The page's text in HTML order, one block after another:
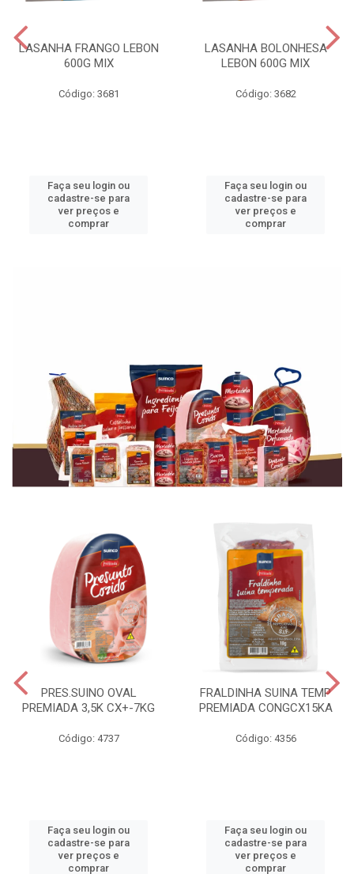
LASANHA FRANGO LEBON
600G MIX
Código: 3681
Faça seu login ou
cadastre-se para
ver preços e
comprar
LASANHA BOLONHESA
LEBON 600G MIX
Código: 3682
Faça seu login ou
cadastre-se para
ver preços e
comprar
PRES.SUINO OVAL
PREMIADA 3,5K CX+-7KG
Código: 4737
Faça seu login ou
cadastre-se para
ver preços e
comprar
FRALDINHA SUINA TEMP
PREMIADA CONGCX15KA
Código: 4356
Faça seu login ou
cadastre-se para
ver preços e
comprar